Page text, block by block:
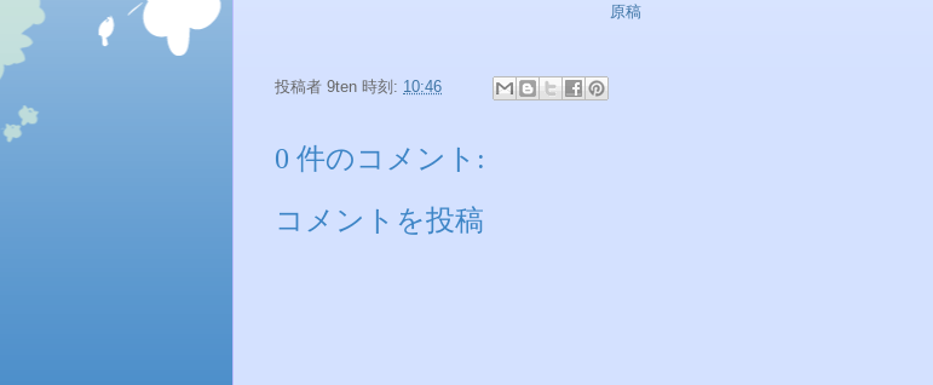
原稿
投稿者 9ten 時刻: 10:46
0 件のコメント:
コメントを投稿